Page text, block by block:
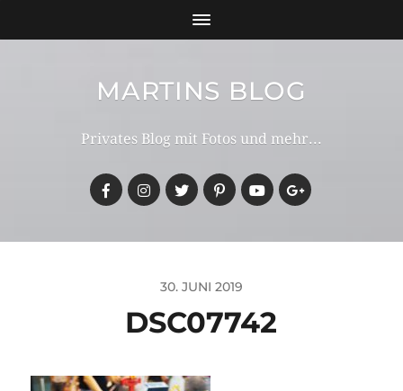
MARTINS BLOG
Privates Blog mit Fotos und mehr...
30. JUNI 2019
DSC07742